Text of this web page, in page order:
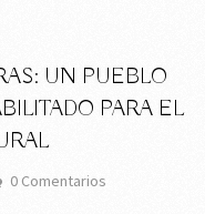
UN PUEBLO
PARA EL
0 Comentarios